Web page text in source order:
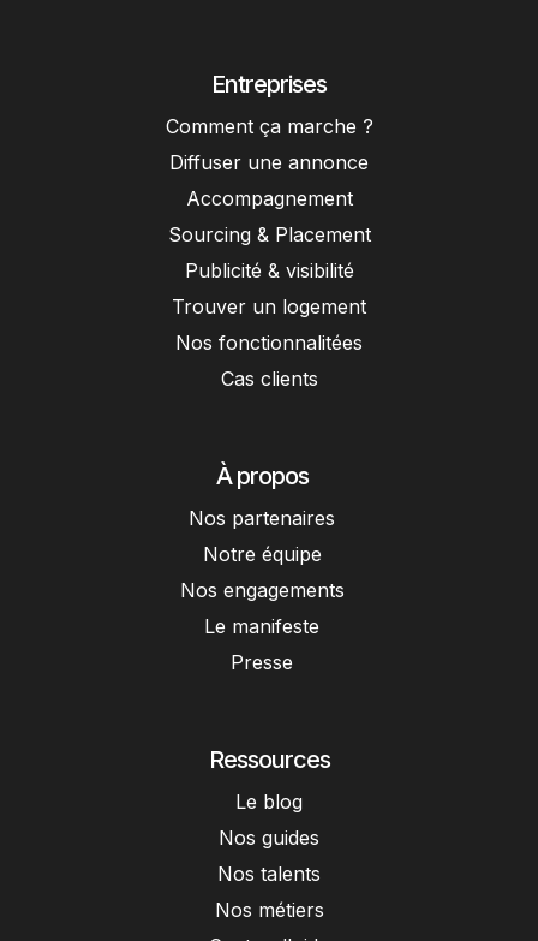
Entreprises
Comment ça marche ?
Diffuser une annonce
Accompagnement
Sourcing & Placement
Publicité & visibilité
Trouver un logement
Nos fonctionnalitées
Cas clients
À propos
Nos partenaires
Notre équipe
Nos engagements
Le manifeste
Presse
Ressources
Le blog
Nos guides
Nos talents
Nos métiers